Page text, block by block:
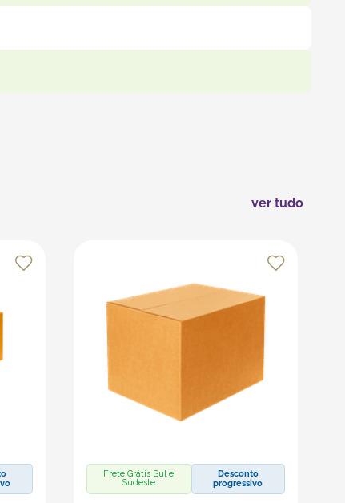
evitar folgas e garantir maior estabilidade
Frete Grátis Sul e
Sudeste
Desconto
progressivo
ver tudo